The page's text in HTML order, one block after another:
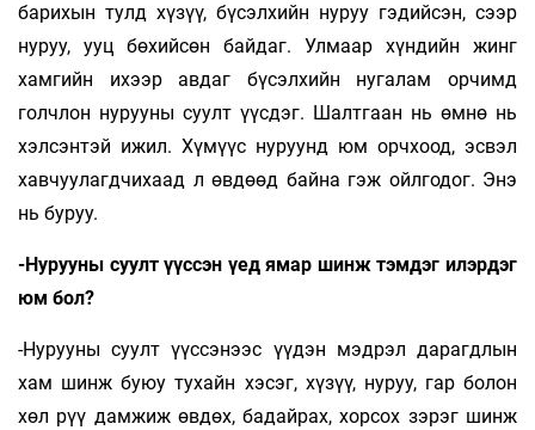
барихын тулд хүзүү, бүсэлхийн нуруу гэдийсэн, сээр
нуруу, ууц бөхийсөн байдаг. Улмаар хүндийн жинг
хамгийн ихээр авдаг бүсэлхийн нугалам орчимд
голчлон нурууны суулт үүсдэг. Шалтгаан нь өмнө нь
хэлсэнтэй ижил. Хүмүүс нуруунд юм орчхоод, эсвэл
хавчуулагдчихаад л өвдөөд байна гэж ойлгодог. Энэ
нь буруу.
-Нурууны суулт үүссэн үед ямар шинж тэмдэг илэрдэг
юм бол?
-Нурууны суулт үүссэнээс үүдэн мэдрэл дарагдлын
хам шинж буюу тухайн хэсэг, хүзүү, нуруу, гар болон
хөл рүү дамжиж өвдөх, бадайрах, хорсох зэрэг шинж